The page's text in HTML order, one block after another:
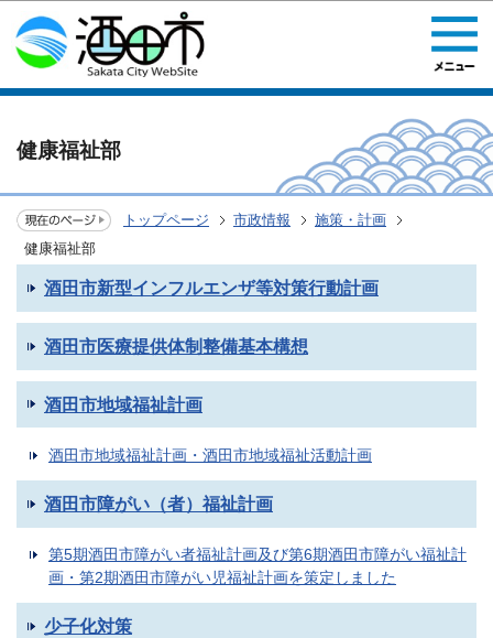
このページの本文へ移動
健康福祉部
トップページ 市政情報
施策・計画
健康福祉部
酒田市新型インフルエンザ等対策行動計画
酒田市医療提供体制整備基本構想
酒田市地域福祉計画
酒田市地域福祉計画・酒田市地域福祉活動計画
酒田市障がい（者）福祉計画
第5期酒田市障がい者福祉計画及び第6期酒田市障がい福祉計
画・第2期酒田市障がい児福祉計画を策定しました
少子化対策